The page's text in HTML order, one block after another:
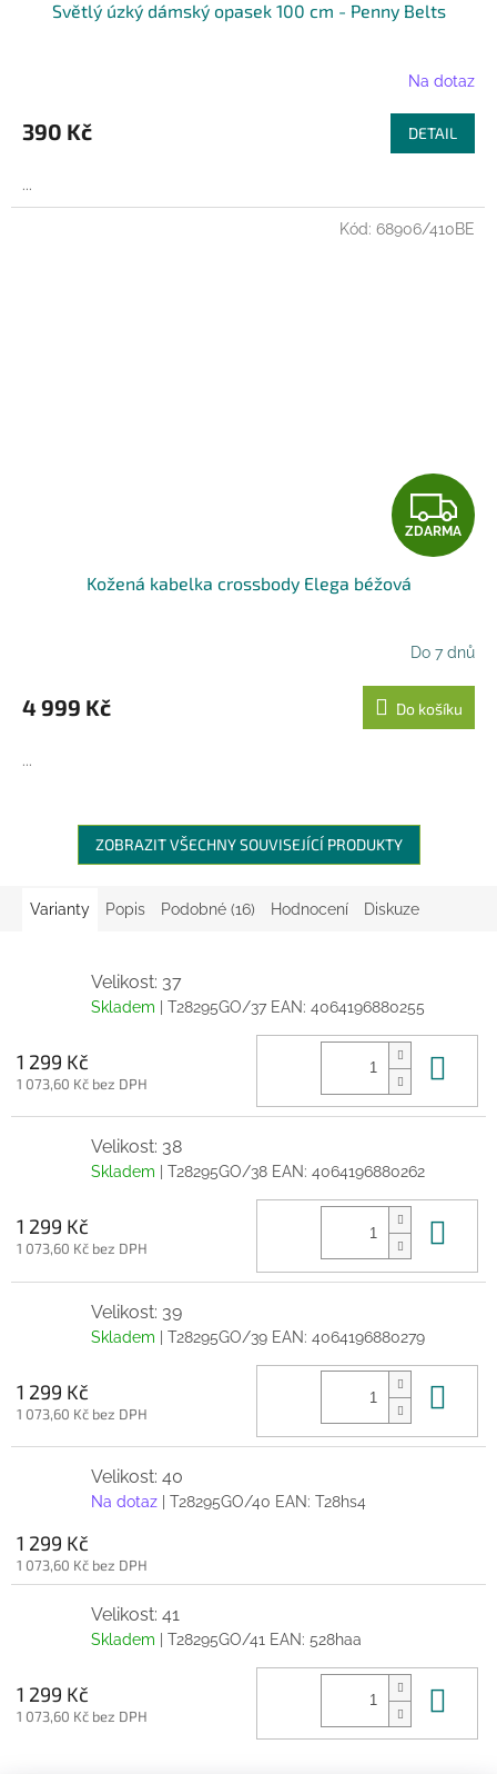
Světlý úzký dámský opasek 100 cm - Penny Belts
Na dotaz
390 Kč DETAIL
...
Z
D
R
M
A
ZDARMA
Kožená kabelka crossbody Elega béžová
Do 7 dnů
4 999 Kč Do košíku
...
Kód: 68906/410BE
ZOBRAZIT VŠECHNY SOUVISEJÍCÍ PRODUKTY
Varianty Popis Podobné (16) Hodnocení Diskuze
Velikost: 37
Skladem | T28295GO/37 EAN: 4064196880255
1 299 Kč
1 073,60 Kč bez DPH
Velikost: 38
Skladem | T28295GO/38 EAN: 4064196880262
1 299 Kč
1 073,60 Kč bez DPH
Velikost: 39
Skladem | T28295GO/39 EAN: 4064196880279
1 299 Kč
1 073,60 Kč bez DPH
Velikost: 40
Na dotaz | T28295GO/40 EAN: T28hs4
1 299 Kč
1 073,60 Kč bez DPH
Velikost: 41
Skladem | T28295GO/41 EAN: 528haa
1 299 Kč
1 073,60 Kč bez DPH